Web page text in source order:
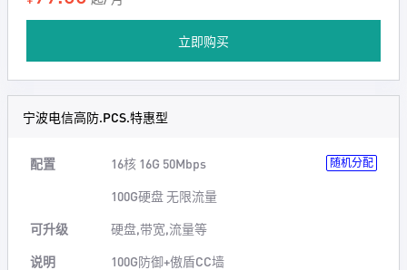
立即购买
宁波电信高防.PCS.特惠型
配置 16核 16G 50Mbps 随机分配
100G硬盘 无限流量
可升级
硬盘,带宽,流量等
说明
100G防御+傲盾CC墙